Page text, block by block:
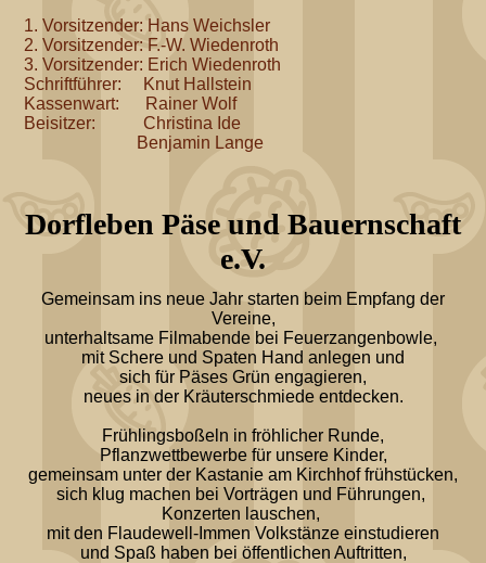
1. Vorsitzender: Hans Weichsler
2. Vorsitzender: F.-W. Wiedenroth
3. Vorsitzender: Erich Wiedenroth
Schriftführer: Knut Hallstein
Kassenwart: Rainer Wolf
Beisitzer: Christina Ide
Benjamin Lange
Dorfleben Päse und Bauernschaft
e.V.
Gemeinsam ins neue Jahr starten beim Empfang der
Vereine,
unterhaltsame Filmabende bei Feuerzangenbowle,
mit Schere und Spaten Hand anlegen und
sich für Päses Grün engagieren,
neues in der Kräuterschmiede entdecken.
Frühlingsboßeln in fröhlicher Runde,
Pflanzwettbewerbe für unsere Kinder,
gemeinsam unter der Kastanie am Kirchhof frühstücken,
sich klug machen bei Vorträgen und Führungen,
Konzerten lauschen,
mit den Flaudewell-Immen Volkstänze einstudieren
und Spaß haben bei öffentlichen Auftritten,